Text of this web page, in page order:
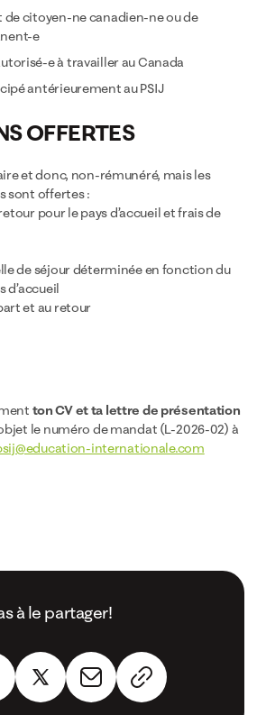
de citoyen-ne canadien-ne ou de
e
e à travailler au Canada
antérieurement au PSIJ
OFFERTES
et donc, non-rémunéré, mais les
sont offertes :
pour le pays d’accueil et frais de
de séjour déterminée en fonction du
d’accueil
et au retour
ton CV et ta lettre de présentation
le numéro de mandat (L-2026-02) à
internationale.com
à le partager!